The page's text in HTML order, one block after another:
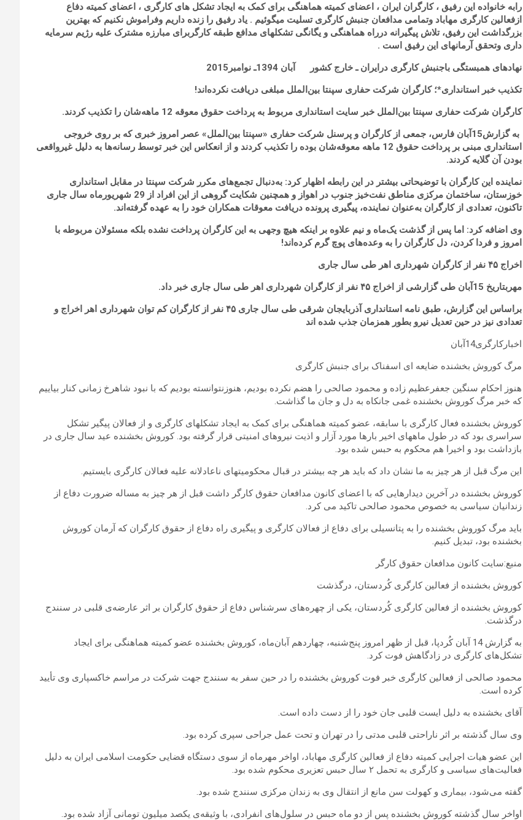
رابه خانواده این رفیق ، کارگران ایران ، اعضای کمیته هماهنگی برای کمک به ایجاد تشکل های کارگری ، اعضای کمیته دفاع
ازفعالین کارگری مهاباد وتمامی مدافعان جنبش کارگری تسلیت میگوئیم . یاد رفیق را زنده داریم وفراموش نکنیم که بهترین
بزرگداشت این رفیق، تلاش پیگیرانه درراه هماهنگی و یگانگی تشکلهای مدافع طبقه کارگربرای مبارزه مشترک علیه رژیم سرمایه
داری وتحقق آرمانهای این رفیق است .
نهادهای همبستگی باجنبش کارگری درایران ـ خارج کشور آبان 1394ـ نوامبر2015
تکذیب خبر استانداری*؛ کارگران شرکت حفاری سپنتا بین‌الملل مبلغی دریافت نکرده‌اند!
کارگران شرکت حفاری سپنتا بین‌الملل خبر سایت استانداری مربوط به پرداخت حقوق معوقه 12 ماهه‌شان را تکذیب کردند.
به گزارش15آبان فارس، جمعی از کارگران و پرسنل شرکت حفاری «سپنتا بین‌الملل» عصر امروز خبری که بر روی خروجی
استانداری مبنی بر پرداخت حقوق 12 ماهه معوقه‌شان بوده را تکذیب کردند و از انعکاس این خبر توسط رسانه‌ها به دلیل غیرواقعی
بودن آن گلایه کردند.
نماینده این کارگران با توضیحاتی بیشتر در این رابطه اظهار کرد: به‌دنبال تجمع‌های مکرر شرکت سپنتا در مقابل استانداری
خوزستان، ساختمان مرکزی مناطق نفت‌خیز جنوب در اهواز و همچنین شکایت گروهی از این افراد از 29 شهریورماه سال جاری
تاکنون، تعدادی از کارگران به‌عنوان نماینده، پیگیری پرونده دریافت معوقات همکاران خود را به عهده گرفته‌اند.
وی اضافه کرد: اما پس از گذشت یک‌ماه و نیم علاوه بر اینکه هیچ‌ وجهی به این کارگران پرداخت نشده بلکه مسئولان مربوطه با
امروز و فردا کردن، دل کارگران را به وعده‌های پوچ گرم کرده‌اند!
اخراج ۴۵ نفر از کارگران شهرداری اهر طی سال جاری
مهربتاریخ 15آبان طی گزارشی از اخراج ۴۵ نفر از کارگران شهرداری اهر طی سال جاری خبر داد.
براساس این گزارش، طبق نامه استانداری آذربایجان شرقی طی سال جاری ۴۵ نفر از کارگران کم توان شهرداری اهر اخراج و
تعدادی نیز در حین تعدیل نیرو بطور همزمان جذب شده اند
اخبارکارگری14آبان
مرگ کوروش بخشنده ضایعه ای اسفناک برای جنبش کارگری
هنوز احکام سنگین جعفرعظیم زاده و محمود صالحی را هضم نکرده بودیم، هنوزنتوانسته بودیم که با نبود شاهرخ زمانی کنار بیاییم
که خبر مرگ کوروش بخشنده غمی جانکاه به دل و جان ما گذاشت.
کوروش بخشنده فعال کارگری با سابقه، عضو کمیته هماهنگی برای کمک به ایجاد تشکلهای کارگری و از فعالان پیگیر تشکل
سراسری بود که در طول ماههای اخیر بارها مورد آزار و اذیت نیروهای امنیتی قرار گرفته بود. کوروش بخشنده عید سال جاری در
بازداشت بود و اخیرا هم محکوم به حبس شده بود.
این مرگ قبل از هر چیز به ما نشان داد که باید هر چه بیشتر در قبال محکومیتهای ناعادلانه علیه فعالان کارگری بایستیم.
کوروش بخشنده در آخرین دیدارهایی که با اعضای کانون مدافعان حقوق کارگر داشت قبل از هر چیز به مساله ضرورت دفاع از
زندانیان سیاسی به خصوص محمود صالحی تاکید می کرد.
باید مرگ کوروش بخشنده را به پتانسیلی برای دفاع از فعالان کارگری و پیگیری راه دفاع از حقوق کارگران که آرمان کوروش
بخشنده بود، تبدیل کنیم.
منبع:سایت کانون مدافعان حقوق کارگر
کوروش بخشنده از فعالین کارگری کُردستان، درگذشت
کوروش بخشنده از فعالین کارگری کُردستان، یکی از چهره‌های سرشناس دفاع از حقوق کارگران بر اثر عارضه‌ی قلبی در سنندج
درگذشت.
به گزارش 14 آبان کُردپا، قبل از ظهر امروز پنج‌شنبه، چهاردهم آبان‌ماه، کوروش بخشنده عضو کمیته هماهنگی برای ایجاد
تشکل‌های کارگری در زادگاهش فوت کرد.
محمود صالحی از فعالین کارگری خبر فوت کوروش بخشنده را در حین سفر به سنندج جهت شرکت در مراسم خاکسپاری وی تأیید
کرده است.
آقای بخشنده به دلیل ایست قلبی جان خود را از دست داده است.
وی سال گذشته بر اثر ناراحتی قلبی مدتی را در تهران و تحت عمل جراحی سپری کرده بود.
این عضو هیات اجرایی کمیته دفاع از فعالین کارگری مهاباد، اواخر مهرماه از سوی دستگاه قضایی حکومت اسلامی ایران به دلیل
فعالیت‌های سیاسی و کارگری به تحمل ۲ سال حبس تعزیری محکوم شده بود.
گفته می‌شود، بیماری و کهولت سن مانع از انتقال وی به زندان مرکزی سنندج شده بود.
اواخر سال گذشته کوروش بخشنده پس از دو ماه حبس در سلول‌های انفرادی، با وثیقه‌ی یکصد میلیون تومانی آزاد شده بود.